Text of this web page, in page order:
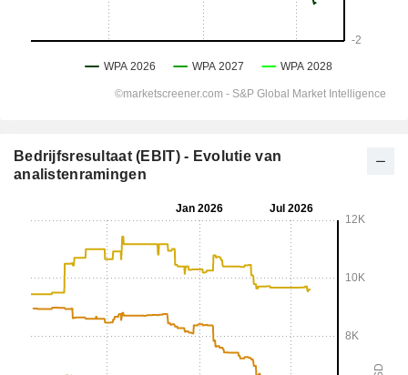
Bedrijfsresultaat (EBIT) - Evolutie van
analistenramingen